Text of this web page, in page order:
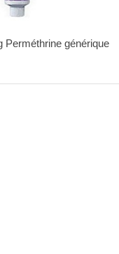
Perméthrine générique